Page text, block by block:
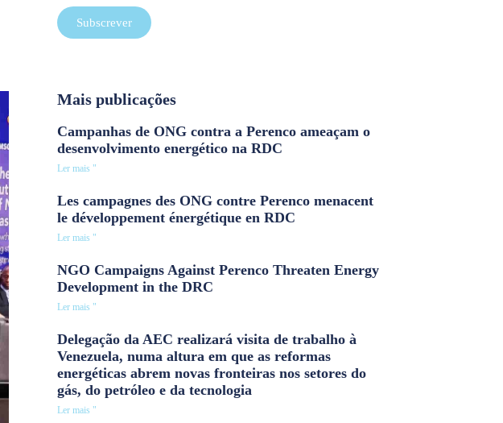
Subscrever
Mais publicações
Campanhas de ONG contra a Perenco ameaçam o
desenvolvimento energético na RDC
Ler mais "
Les campagnes des ONG contre Perenco menacent
le développement énergétique en RDC
Ler mais "
NGO Campaigns Against Perenco Threaten Energy
Development in the DRC
Ler mais "
Delegação da AEC realizará visita de trabalho à
Venezuela, numa altura em que as reformas
energéticas abrem novas fronteiras nos setores do
gás, do petróleo e da tecnologia
Ler mais "